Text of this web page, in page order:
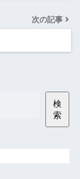
次の記事
検
索